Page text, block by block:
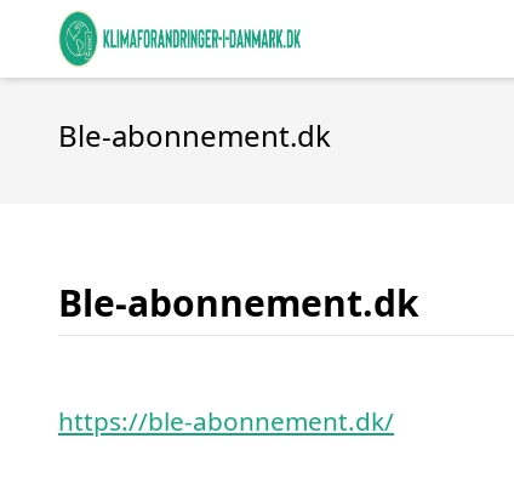
Ble-abonnement.dk
Ble-abonnement.dk
https://ble-abonnement.dk/